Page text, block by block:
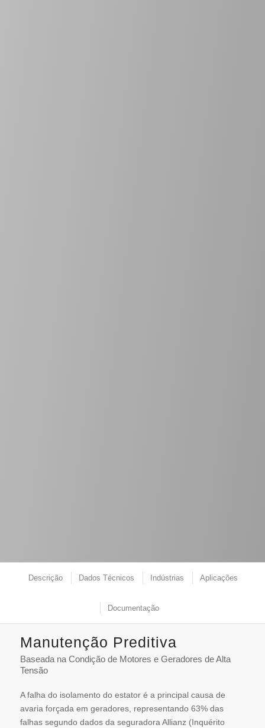
Descrição Dados Técnicos Indústrias Aplicações
Documentação
Manutenção Preditiva
Baseada na Condição de Motores e Geradores de Alta
Tensão
A falha do isolamento do estator é a principal causa de
avaria forçada em geradores, representando 63% das
falhas segundo dados da seguradora Allianz (Inquérito